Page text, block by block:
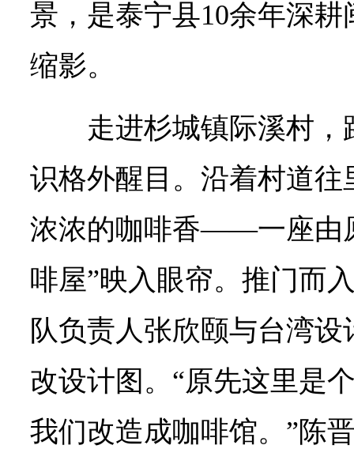
景，是泰宁县10余年深
缩影。
走进杉城镇际溪村，
识格外醒目。沿着村道
浓浓的咖啡香——一座由
啡屋”映入眼帘。推门而
队负责人张欣颐与台湾
改设计图。“原先这里是
我们改造成咖啡馆。”陈